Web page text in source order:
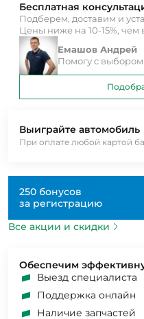
Выиграйте автомобиль
При оплате любой картой
250 бонусов
за регистрацию
Все акции и скидки
Обеспечим
Выезд специалиста
Поддержка онлайн
Наличие запчастей
Бесплатная
Подберем, доставим и
Цены ниже на 10-15%, чем
Емашов Андрей
Помогу с выбором